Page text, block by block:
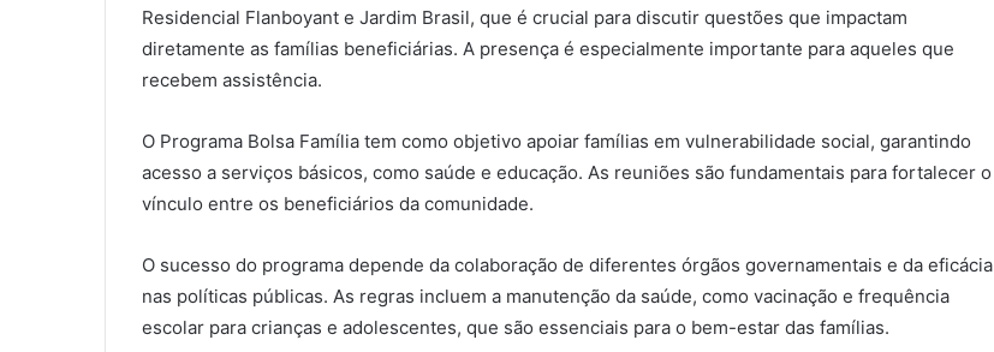
Residencial Flanboyant e Jardim Brasil, que é crucial para discutir questões que impactam
diretamente as famílias beneficiárias. A presença é especialmente importante para aqueles que
recebem assistência.
O Programa Bolsa Família tem como objetivo apoiar famílias em vulnerabilidade social, garantindo
acesso a serviços básicos, como saúde e educação. As reuniões são fundamentais para fortalecer o
vínculo entre os beneficiários da comunidade.
O sucesso do programa depende da colaboração de diferentes órgãos governamentais e da eficácia
nas políticas públicas. As regras incluem a manutenção da saúde, como vacinação e frequência
escolar para crianças e adolescentes, que são essenciais para o bem-estar das famílias.